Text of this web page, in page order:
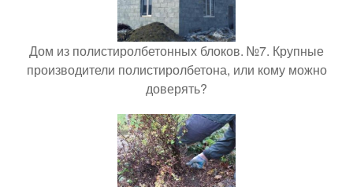
Дом из полистиролбетонных блоков. №7. Крупные
производители полистиролбетона, или кому можно
доверять?